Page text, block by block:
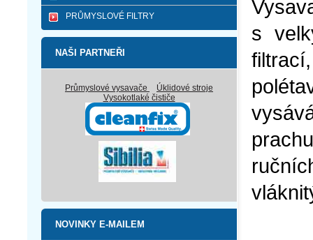
PRŮMYSLOVÉ FILTRY
NAŠI PARTNEŘI
Průmyslové vysavače
Úklidové stroje
Vysokotlaké čističe
NOVINKY E-MAILEM
s